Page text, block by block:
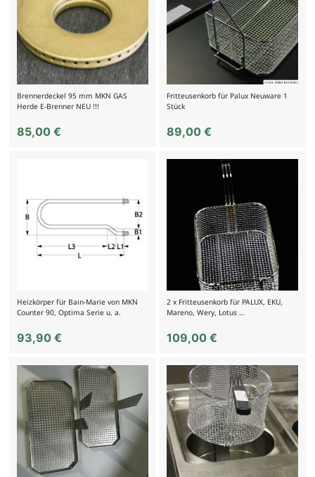
Brennerdeckel 95 mm MKN GAS
Herde E-Brenner NEU !!!
85,00 €
Fritteusenkorb für Palux Neuware 1
Stück
89,00€
Heizkörper für Bain-Marie von MKN
Counter 90, Optima Serie u. a.
93,90 €
2 x Fritteusenkorb für PALUX, EKU,
Mareno, Wery, Lotus …
109,00€